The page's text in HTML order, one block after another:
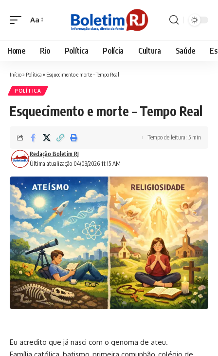
Font
Aa
Home Rio Política Polícia Cultura Saúde
Início» Política » Esquecimento e morte – Tempo Real
POLÍTICA
Esquecimento e morte – Tempo Real
Última atualização 04/03/2026 11:15 AM
Redação Boletim RJ
Tempo de leitura: 5 min
Eu acredito que já nasci com o genoma de ateu.
Família católica, batismo, primeira comunhão, colégio de